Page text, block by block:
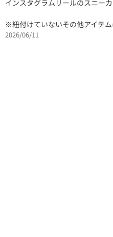
インスタグラムリールのスニー
※紐付けていないその他アイテム
2026/06/11